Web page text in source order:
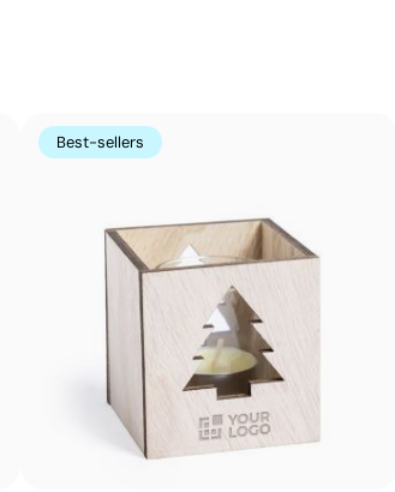
Best-sellers